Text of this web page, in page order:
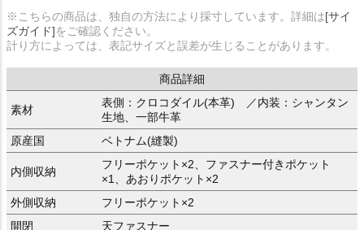
※こちらの商品は、独自の方法により採寸しています。詳細は[サイ
ズガイド]をご確認ください。
計り方によっては、表記サイズと誤差が生じることがあります。
商品詳細
素材
表側：クロコダイル(本革) ／内装：シャンタン
生地、一部牛革
原産国
ベトナム(縫製)
内側収納
フリーポケット×2、ファスナー付きポケット
×1、あおりポケット×2
外側収納
フリーポケット×2
開閉
天ファスナー